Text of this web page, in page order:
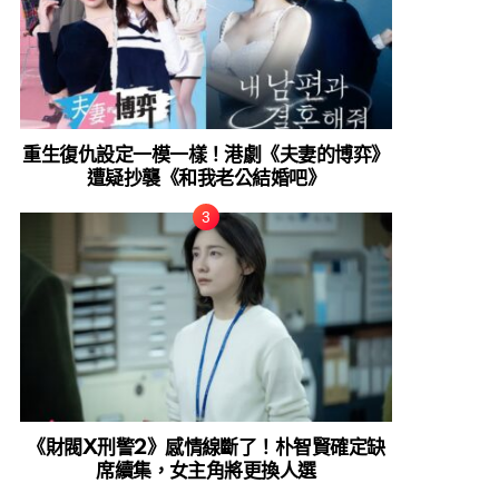
重生復仇設定一模一樣！港劇《夫妻的博弈》
遭疑抄襲《和我老公結婚吧》
《財閥X刑警2》感情線斷了！朴智賢確定缺
席續集，女主角將更換人選